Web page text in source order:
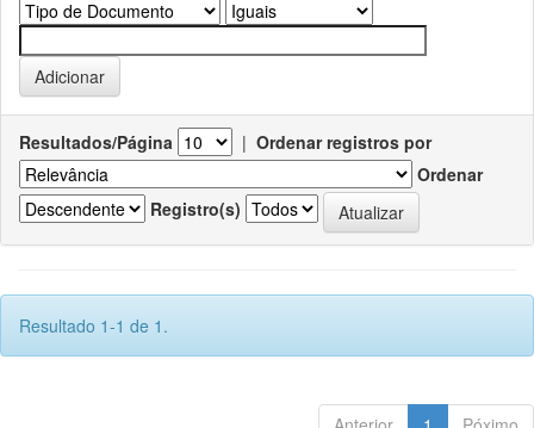
Resultados/Página | Ordenar registros por
Ordenar
Registro(s)
Resultado 1-1 de 1.